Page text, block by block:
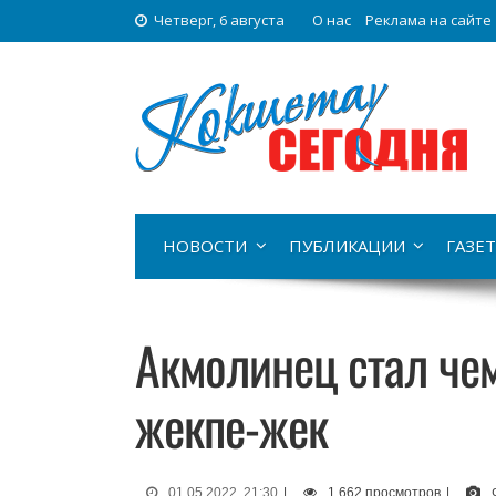
Четверг, 6 августа О нас Реклама на сайте
НОВОСТИ ПУБЛИКАЦИИ
Акмолинец стал
жекпе-жек
01.05.2022, 21:30 | 1 662 просмотров |